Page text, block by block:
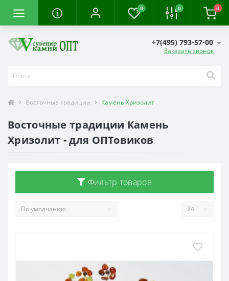
0 0 0
+7(495) 793-57-00
Заказать звонок
Восточные традиции Камень Хризолит
Восточные традиции Камень
Хризолит - для ОПТовиков
Фильтр товаров